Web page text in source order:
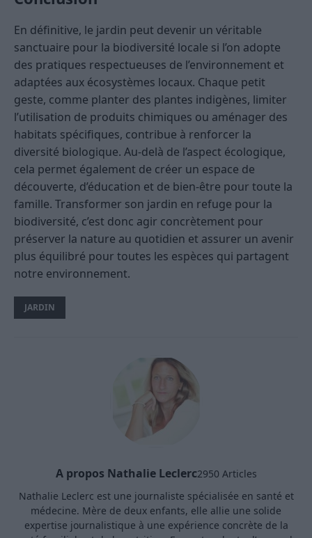
En définitive, le jardin peut devenir un véritable
sanctuaire pour la biodiversité locale si l’on adopte
des pratiques respectueuses de l’environnement et
adaptées aux écosystèmes locaux. Chaque petit
geste, comme planter des plantes indigènes, limiter
l’utilisation de produits chimiques ou aménager des
habitats spécifiques, contribue à renforcer la
diversité biologique. Au-delà de l’aspect écologique,
cela permet également de créer un espace de
découverte, d’éducation et de bien-être pour toute la
famille. Transformer son jardin en refuge pour la
biodiversité, c’est donc agir concrètement pour
préserver la nature au quotidien et assurer un avenir
plus équilibré pour toutes les espèces qui partagent
notre environnement.
JARDIN
A propos Nathalie Leclerc2950 Articles
Nathalie Leclerc est une journaliste spécialisée en santé et
médecine. Mère de deux enfants, elle allie une solide
expertise journalistique à une expérience concrète de la